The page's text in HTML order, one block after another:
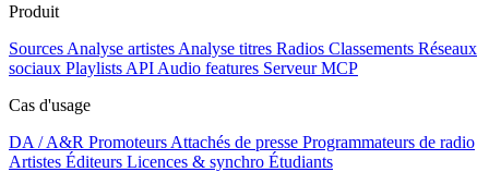
Produit
Sources Analyse artistes Analyse titres Radios Classements Réseaux
sociaux Playlists API Audio features Serveur MCP
Cas d'usage
DA / A&R Promoteurs Attachés de presse Programmateurs de radio
Artistes Éditeurs Licences & synchro Étudiants